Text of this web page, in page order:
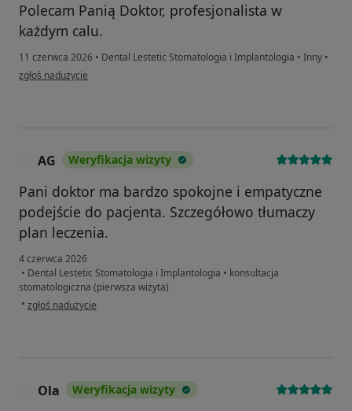
Polecam Panią Doktor, profesjonalista w
każdym calu.
11 czerwca 2026 • Dental Lestetic Stomatologia i Implantologia • Inny •
w opinii użytkownika Aneta
zgłoś nadużycie
AG Weryfikacja wizyty
Pani doktor ma bardzo spokojne i empatyczne
podejście do pacjenta. Szczegółowo tłumaczy
plan leczenia.
4 czerwca 2026
• Dental Lestetic Stomatologia i Implantologia • konsultacja
stomatologiczna (pierwsza wizyta)
• w opinii użytkownika AG
zgłoś nadużycie
Ola Weryfikacja wizyty